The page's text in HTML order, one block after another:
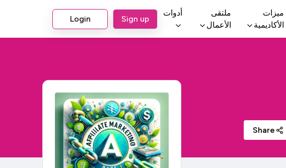
ميزات
الأكاديمية
ملتقى
الأعمال
أدوات
Sign up
Login
Share